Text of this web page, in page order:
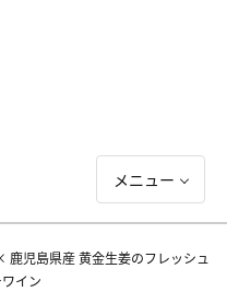
メニュー
児島県産 黄金生姜のフレッシュ
イン